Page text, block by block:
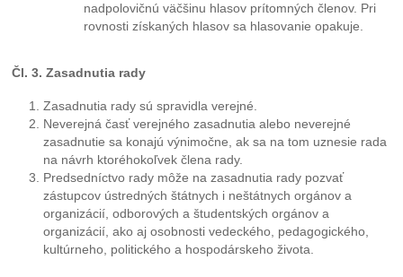
nadpolovičnú väčšinu hlasov prítomných členov. Pri
rovnosti získaných hlasov sa hlasovanie opakuje.
Čl. 3. Zasadnutia rady
Zasadnutia rady sú spravidla verejné.
Neverejná časť verejného zasadnutia alebo neverejné
zasadnutie sa konajú výnimočne, ak sa na tom uznesie rada
na návrh ktoréhokoľvek člena rady.
Predsedníctvo rady môže na zasadnutia rady pozvať
zástupcov ústredných štátnych i neštátnych orgánov a
organizácií, odborových a študentských orgánov a
organizácií, ako aj osobnosti vedeckého, pedagogického,
kultúrneho, politického a hospodárskeho života.